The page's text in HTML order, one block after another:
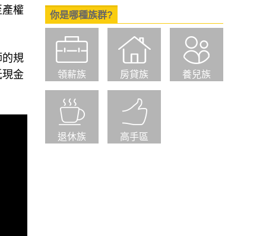
權
的規
現金
你是哪種族群?
領薪族 房貸族 養兒族
退休族 高手區